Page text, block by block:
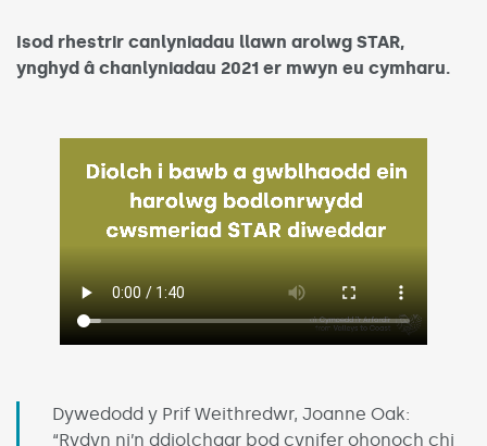
Isod rhestrir canlyniadau llawn arolwg STAR,
ynghyd â chanlyniadau 2021 er mwyn eu cymharu.
Dywedodd y Prif Weithredwr, Joanne Oak:
“Rydyn ni’n ddiolchgar bod cynifer ohonoch chi